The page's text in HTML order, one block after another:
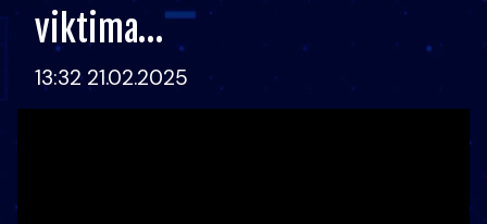
viktima…
13:32 21.02.2025